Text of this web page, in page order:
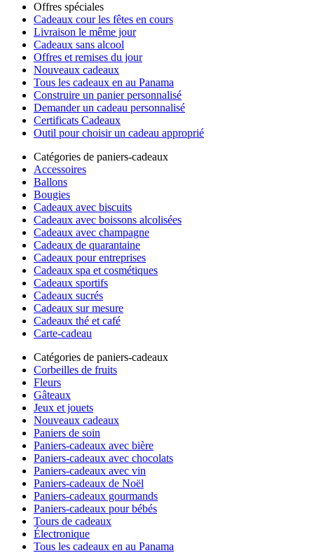
Offres spéciales
Cadeaux cour les fêtes en cours
Livraison le même jour
Cadeaux sans alcool
Offres et remises du jour
Nouveaux cadeaux
Tous les cadeaux en au Panama
Construire un panier personnalisé
Demander un cadeau personnalisé
Certificats Cadeaux
Outil pour choisir un cadeau approprié
Catégories de paniers-cadeaux
Accessoires
Ballons
Bougies
Cadeaux avec biscuits
Cadeaux avec boissons alcolisées
Cadeaux avec champagne
Cadeaux de quarantaine
Cadeaux pour entreprises
Cadeaux spa et cosmétiques
Cadeaux sportifs
Cadeaux sucrés
Cadeaux sur mesure
Cadeaux thé et café
Carte-cadeau
Catégories de paniers-cadeaux
Corbeilles de fruits
Fleurs
Gâteaux
Jeux et jouets
Nouveaux cadeaux
Paniers de soin
Paniers-cadeaux avec bière
Paniers-cadeaux avec chocolats
Paniers-cadeaux avec vin
Paniers-cadeaux de Noël
Paniers-cadeaux gourmands
Paniers-cadeaux pour bébés
Tours de cadeaux
Électronique
Tous les cadeaux en au Panama